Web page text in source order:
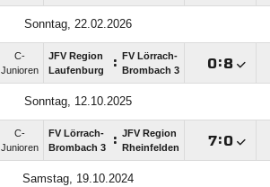
Sonntag, 22.02.2026
C-
Junioren
JFV Region
Laufenburg
:
FV Lörrach-
Brombach 3
:
Sonntag, 12.10.2025
C-
Junioren
FV Lörrach-
Brombach 3
: JFV Region
Rheinfelden
:
Samstag, 19.10.2024